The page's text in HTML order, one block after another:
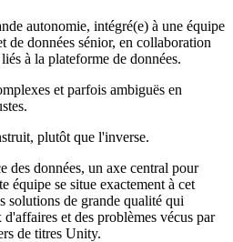
autonomie, intégré(e) à une équipe
de données sénior, en collaboration
à la plateforme de données.
et parfois ambiguës en
plutôt que l'inverse.
des données, un axe central pour
équipe se situe exactement à cet
solutions de grande qualité qui
et des problèmes vécus par
de titres Unity.